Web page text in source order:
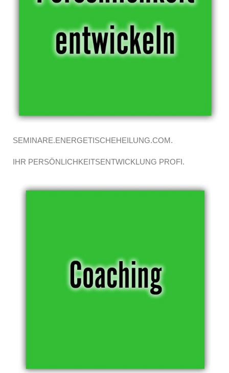
SEMINARE.ENERGETISCHEHEILUNG.COM.
IHR PERSÖNLICHKEITSENTWICKLUNG PROFI.